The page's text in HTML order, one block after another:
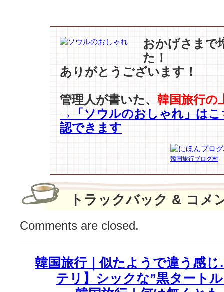
ー
『ユ
ン
や
『花
よ
じ
い
さ
ん』
つ
♪
は
おかげさまで
た！
ありがとうございます！
管理人が書いた、 韓国旅行の
→「ソウルのおしゃれ」はこ
認できます
韓国旅行ブログ村
トラックバック & コメ
Comments are closed.
韓国旅行｜似たようで違う感
テリ】シックな”黒タート